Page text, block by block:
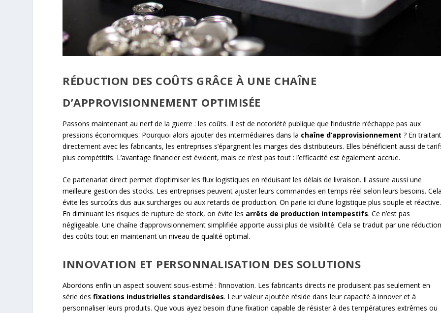
RÉDUCTION DES COÛTS GRÂCE À UNE CHAÎNE
D’APPROVISIONNEMENT OPTIMISÉE
Passons maintenant au nerf de la guerre : les coûts. Il est de notoriété publique que l’industrie n’échappe pas aux
pressions économiques. Pourquoi alors ajouter des intermédiaires dans la chaîne d’approvisionnement ? En
directement avec les fabricants, les entreprises s’épargnent les marges des distributeurs. Elles bénéficient aussi de
plus compétitifs. L’avantage financier est évident, mais ce n’est pas tout : l’efficacité est également accrue.
Ce partenariat direct permet d’optimiser les flux logistiques en réduisant les délais de livraison. Il assure aussi une
meilleure gestion des stocks. Les entreprises peuvent ajuster leurs commandes en temps réel selon leurs besoins.
évite les surcoûts dus aux surcharges ou aux retards de production. On parle ici d’une logistique plus souple et réactive.
En diminuant les risques de rupture de stock, on évite les arrêts de production intempestifs. Ce n’est pas
négligeable. Une chaîne d’approvisionnement simplifiée apporte aussi plus de visibilité. Cela se traduit par une
des coûts tout en maintenant un niveau de qualité optimal.
INNOVATION ET PERSONNALISATION DES SOLUTIONS
Abordons enfin un aspect souvent sous-estimé : l’innovation. Les fabricants directs ne produisent pas seulement en
série desfixations industrielles standardisées. Leur valeur ajoutée réside dans leur capacité à innover et à
personnaliser leurs produits. Que vous ayez besoin d’une fixation capable de résister à des températures extrêmes ou